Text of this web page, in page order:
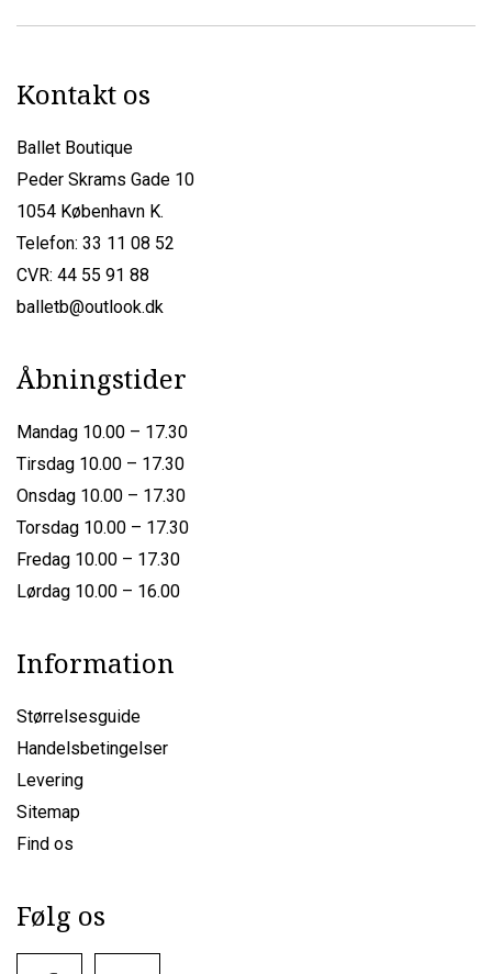
Kontakt os
Ballet Boutique
Peder Skrams Gade 10
1054 København K.
Telefon: 33 11 08 52
CVR: 44 55 91 88
balletb@outlook.dk
Åbningstider
Mandag 10.00 – 17.30
Tirsdag 10.00 – 17.30
Onsdag 10.00 – 17.30
Torsdag 10.00 – 17.30
Fredag 10.00 – 17.30
Lørdag 10.00 – 16.00
Information
Størrelsesguide
Handelsbetingelser
Levering
Sitemap
Find os
Følg os